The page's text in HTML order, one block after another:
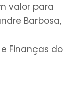
valor para
Barbosa,
Finanças do